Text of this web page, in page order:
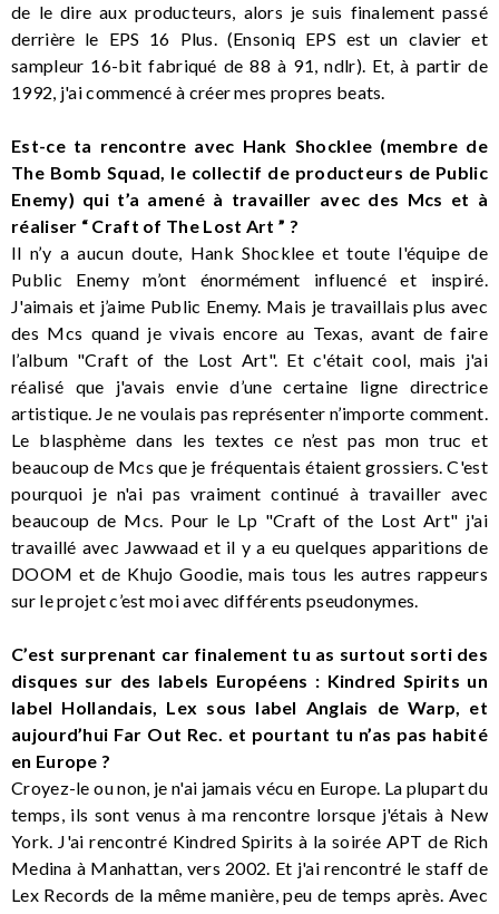
de le dire aux producteurs, alors je suis finalement passé
derrière le EPS 16 Plus. (Ensoniq EPS est un clavier et
sampleur 16-bit fabriqué de 88 à 91, ndlr). Et, à partir de
1992, j'ai commencé à créer mes propres beats.
Est-ce ta rencontre avec Hank Shocklee (membre de
The Bomb Squad, le collectif de producteurs de Public
Enemy) qui t’a amené à travailler avec des Mcs et à
réaliser “ Craft of The Lost Art ” ?
Il n’y a aucun doute, Hank Shocklee et toute l'équipe de
Public Enemy m’ont énormément influencé et inspiré.
J'aimais et j’aime Public Enemy. Mais je travaillais plus avec
des Mcs quand je vivais encore au Texas, avant de faire
l’album "Craft of the Lost Art". Et c'était cool, mais j'ai
réalisé que j'avais envie d’une certaine ligne directrice
artistique. Je ne voulais pas représenter n’importe comment.
Le blasphème dans les textes ce n’est pas mon truc et
beaucoup de Mcs que je fréquentais étaient grossiers. C'est
pourquoi je n'ai pas vraiment continué à travailler avec
beaucoup de Mcs. Pour le Lp "Craft of the Lost Art" j'ai
travaillé avec Jawwaad et il y a eu quelques apparitions de
DOOM et de Khujo Goodie, mais tous les autres rappeurs
sur le projet c’est moi avec différents pseudonymes.
C’est surprenant car finalement tu as surtout sorti des
disques sur des labels Européens : Kindred Spirits un
label Hollandais, Lex sous label Anglais de Warp, et
aujourd’hui Far Out Rec. et pourtant tu n’as pas habité
en Europe ?
Croyez-le ou non, je n'ai jamais vécu en Europe. La plupart du
temps, ils sont venus à ma rencontre lorsque j'étais à New
York. J'ai rencontré Kindred Spirits à la soirée APT de Rich
Medina à Manhattan, vers 2002. Et j'ai rencontré le staff de
Lex Records de la même manière, peu de temps après. Avec